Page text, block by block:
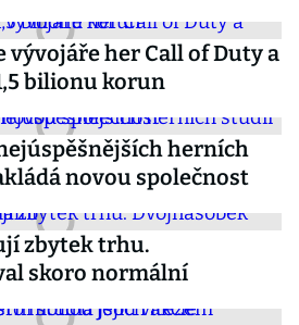
her Call of Duty a
bilionu korun
herních
novou společnost
zbytek trhu.
skoro normální